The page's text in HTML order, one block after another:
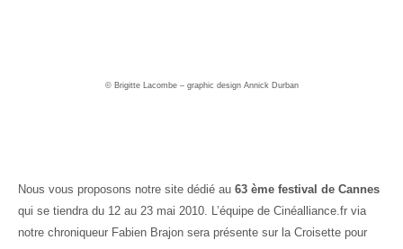
© Brigitte Lacombe – graphic design Annick Durban
Nous vous proposons notre site dédié au 63 ème festival de Cannes
qui se tiendra du 12 au 23 mai 2010. L’équipe de Cinéalliance.fr via
notre chroniqueur Fabien Brajon sera présente sur la Croisette pour